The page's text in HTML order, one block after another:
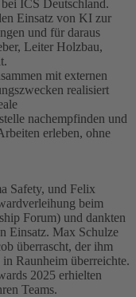
ICS Deutschland.
Einsatz von KI zur
und für daraus
Leiter Holzbau,
mit externen
realisiert
nachempfinden und
erleben, ohne
Safety, und Felix
beim
Forum) und dankten
Einsatz. Max Schulze
überrascht, der ihm
Raunheim überreichte.
2025 erhielten
Teams.